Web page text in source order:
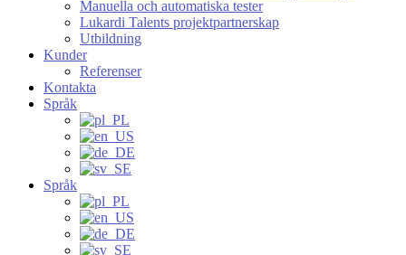
Manuella och automatiska tester
Lukardi Talents projektpartnerskap
Utbildning
Kunder
Referenser
Kontakta
Språk
Språk